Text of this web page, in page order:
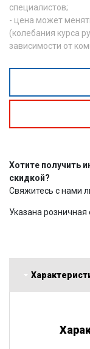
специалистов;
- цена может
(колебания курса
зависимости от
Хотите получить
скидкой?
Свяжитесь с нами
Указана розничная